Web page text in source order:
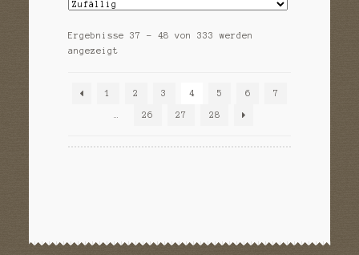
Ergebnisse 37 – 48 von 333 werden
angezeigt
1 2 3 4 5 6 7
26 27 28